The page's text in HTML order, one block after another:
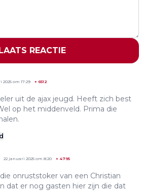
REACTIE
2025 om 17:29 + 6512
uit de ajax jeugd. Heeft zich best
op het middenveld. Prima die
22 januari 2025 om 8:20 + 4795
onruststoker van een Christian
dat er nog gasten hier zijn die dat